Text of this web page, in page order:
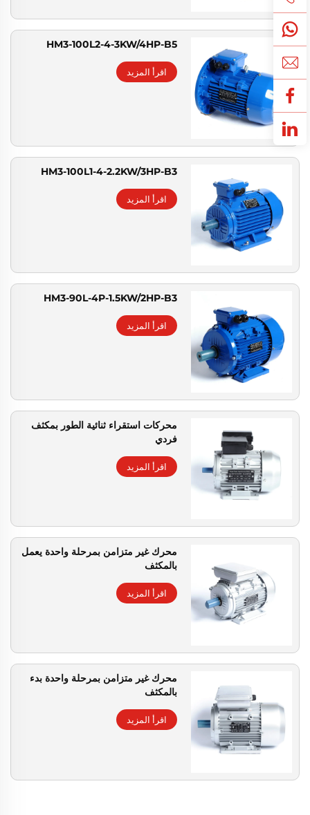
HM3-100L2-4-3KW/4HP-B5
اقرأ المزيد
HM3-100L1-4-2.2KW/3HP-B3
اقرأ المزيد
HM3-90L-4P-1.5KW/2HP-B3
اقرأ المزيد
محركات استقراء ثنائية الطور بمكثف
فردي
اقرأ المزيد
محرك غير متزامن بمرحلة واحدة يعمل
بالمكثف
اقرأ المزيد
محرك غير متزامن بمرحلة واحدة بدء
بالمكثف
اقرأ المزيد